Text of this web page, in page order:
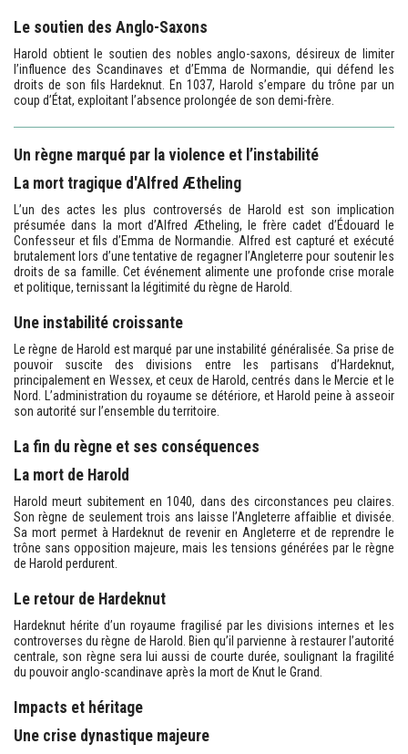
Le soutien des Anglo-Saxons
Harold obtient le soutien des nobles anglo-saxons, désireux de limiter
l’influence des Scandinaves et d’Emma de Normandie, qui défend les
droits de son fils Hardeknut. En 1037, Harold s’empare du trône par un
coup d’État, exploitant l’absence prolongée de son demi-frère.
Un règne marqué par la violence et l’instabilité
La mort tragique d'Alfred Ætheling
L’un des actes les plus controversés de Harold est son implication
présumée dans la mort d’Alfred Ætheling, le frère cadet d’Édouard le
Confesseur et fils d’Emma de Normandie. Alfred est capturé et exécuté
brutalement lors d’une tentative de regagner l’Angleterre pour soutenir les
droits de sa famille. Cet événement alimente une profonde crise morale
et politique, ternissant la légitimité du règne de Harold.
Une instabilité croissante
Le règne de Harold est marqué par une instabilité généralisée. Sa prise de
pouvoir suscite des divisions entre les partisans d’Hardeknut,
principalement en Wessex, et ceux de Harold, centrés dans le Mercie et le
Nord. L’administration du royaume se détériore, et Harold peine à asseoir
son autorité sur l’ensemble du territoire.
La fin du règne et ses conséquences
La mort de Harold
Harold meurt subitement en 1040, dans des circonstances peu claires.
Son règne de seulement trois ans laisse l’Angleterre affaiblie et divisée.
Sa mort permet à Hardeknut de revenir en Angleterre et de reprendre le
trône sans opposition majeure, mais les tensions générées par le règne
de Harold perdurent.
Le retour de Hardeknut
Hardeknut hérite d’un royaume fragilisé par les divisions internes et les
controverses du règne de Harold. Bien qu’il parvienne à restaurer l’autorité
centrale, son règne sera lui aussi de courte durée, soulignant la fragilité
du pouvoir anglo-scandinave après la mort de Knut le Grand.
Impacts et héritage
Une crise dynastique majeure